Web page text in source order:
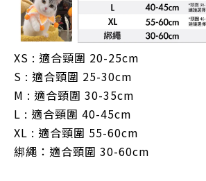
XS : 適合頸圍 20-25cm
S : 適合頸圍 25-30cm
M : 適合頸圍 30-35cm
L : 適合頸圍 40-45cm
XL : 適合頸圍 55-60cm
綁繩： 適合頸圍 30-60cm